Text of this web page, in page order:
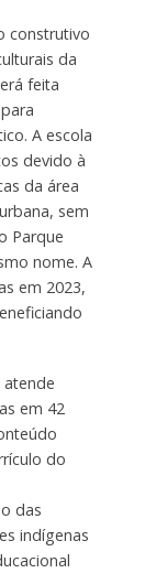
construtivo
da
feita
A escola
devido à
da área
sem
Parque
nome. A
em 2023,
atende
em 42
do
das
indígenas